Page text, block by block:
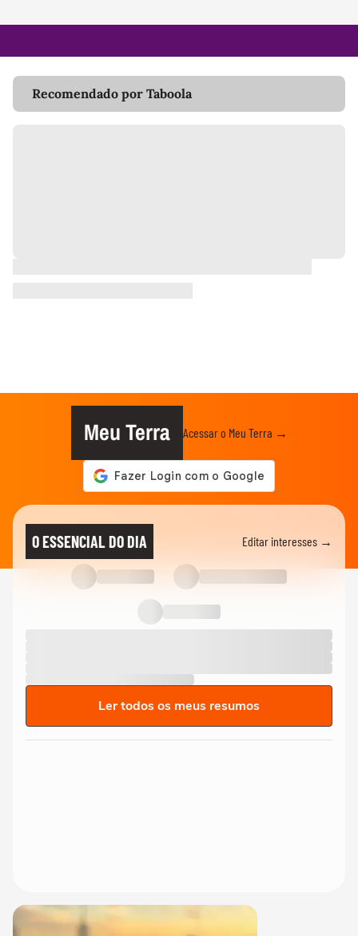
Recomendado por Taboola
Meu Terra Acessar o Meu Terra →
O ESSENCIAL DO DIA Editar interesses →
Ler todos os meus resumos